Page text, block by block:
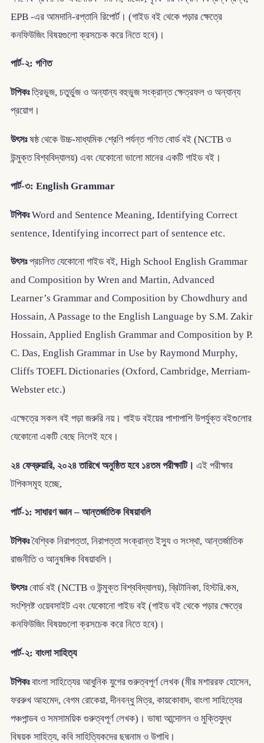
EPB -এর আমদানি-রপ্তানি রিপোর্ট। (গাইড বই থেকে পড়ার ক্ষেত্রে
কনফিউজিং বিষয়গুলো ক্রসচেক করে নিতে হবে)।
পার্ট-২: গণিত
টপিকঃত্রিভুজ, চতুর্ভুজ ও অন্যান্য বহুভুজ সংক্রান্ত ক্ষেত্রফল ও অন্যান্য
প্রয়োগ।
উৎসঃষষ্ঠ থেকে উচ্চ-মাধ্যমিক শ্রেণি পর্যন্ত গণিত বোর্ড বই (NCTB ও
উন্মুক্ত বিশ্ববিদ্যালয়) এবং যেকোনো ভালো মানের একটি গাইড বই।
পার্ট-৩: English Grammar
টপিকঃWord and Sentence Meaning, Identifying Correct
sentence, Identifying incorrect part of sentence etc.
উৎসঃপ্রচলিত যেকোনো গাইড বই, High School English Grammar
and Composition by Wren and Martin, Advanced
Learner’s Grammar and Composition by Chowdhury and
Hossain, A Passage to the English Language by S.M. Zakir
Hossain, Applied English Grammar and Composition by P.
C. Das, English Grammar in Use by Raymond Murphy,
Cliffs TOEFL Dictionaries (Oxford, Cambridge, Merriam-
Webster etc.)
এক্ষেত্রে সকল বই পড়া জরুরি নয়। গাইড বইয়ের পাশাপাশি উপর্যুক্ত বইগুলোর
যেকোনো একটি বেছে নিলেই হবে।
২৪ ফেব্রুয়ারি, ২০২৪ তারিখে অনুষ্ঠিত হবে ১৪তম পরীক্ষাটি। এই পরীক্ষার
টপিকসমূহ হচ্ছে,
পার্ট-১: সাধারণ জ্ঞান – আন্তর্জাতিক বিষয়াবলি
টপিকঃবৈশ্বিক নিরাপত্তা, নিরাপত্তা সংক্রান্ত ইস্যু ও সংস্থা, আন্তর্জাতিক
রাজনীতি ও আনুষঙ্গিক বিষয়াবলি।
উৎসঃবোর্ড বই (NCTB ও উন্মুক্ত বিশ্ববিদ্যালয়), ব্রিটানিকা, হিস্টরি.কম,
সংশ্লিষ্ট ওয়েবসাইট এবং যেকোনো গাইড বই (গাইড বই থেকে পড়ার ক্ষেত্রে
কনফিউজিং বিষয়গুলো ক্রসচেক করে নিতে হবে)।
পার্ট-২: বাংলা সাহিত্য
টপিকঃবাংলা সাহিত্যের আধুনিক যুগের গুরুত্বপূর্ণ লেখক (মীর মশাররফ হোসেন,
ফররুখ আহমেদ, বেগম রোকেয়া, দীনবন্ধু মিত্র, কায়কোবাদ, বাংলা সাহিত্যের
পঞ্চপান্ডব ও সমসাময়িক গুরুত্বপূর্ণ লেখক)। ভাষা আন্দোলন ও মুক্তিযুদ্ধ
বিষয়ক সাহিত্য, কবি সাহিত্যিকদের ছদ্মনাম ও উপাধি।